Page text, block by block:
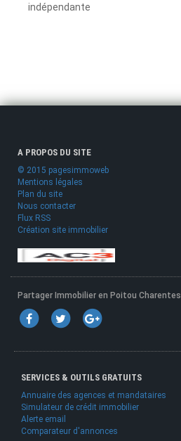
indépendante
A PROPOS DU SITE
© 2015 pagesimmoweb
Mentions légales
Plan du site
Nous contacter
Flux RSS
Création site immobilier
Partager Immobilier en Poitou Charentes
SERVICES & OUTILS GRATUITS
Annuaire des agences et mandataires
Simulateur de crédit immobilier
Alerte email
Comparateur d'annonces